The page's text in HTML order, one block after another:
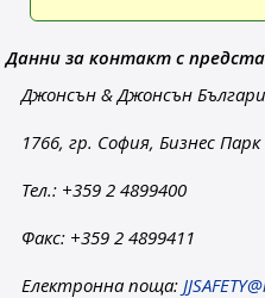
Данни за контакт с
Джонсън & Джонсън
1766, гр. София, Бизнес
Тел.: +359 2 4899400
Факс: +359 2 4899411
Електронна поща: